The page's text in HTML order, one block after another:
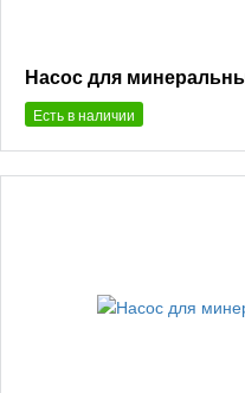
Насос для
Есть в наличии